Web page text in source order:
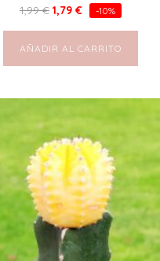
1,99€ 1,79 € -10%
AÑADIR AL CARRITO